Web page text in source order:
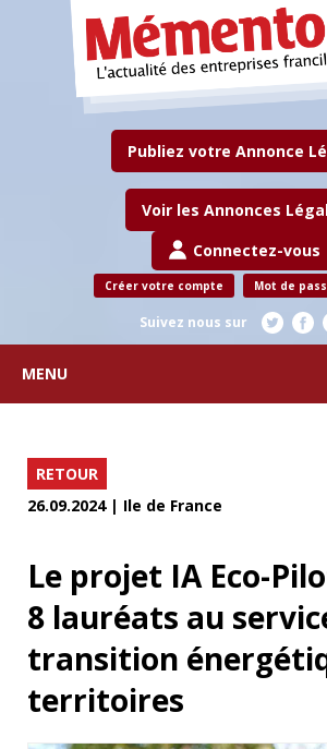
Publiez votre Annonce
Voir les Annonces
Connectez-vous
Créer votre compte Mot de
Suivez nous sur
MENU
RETOUR
26.09.2024 | Ile de France
Le projet IA Eco-
8 lauréats au
transition
territoires